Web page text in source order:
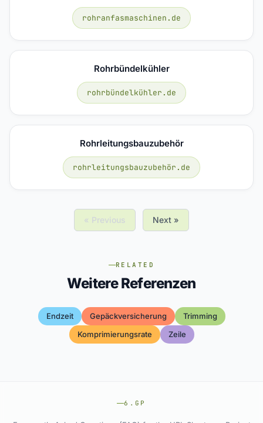
rohranfasmaschinen.de
Rohrbündelkühler
rohrbündelkühler.de
Rohrleitungsbauzubehör
rohrleitungsbauzubehör.de
« Previous Next »
RELATED
Weitere Referenzen
Endzeit Gepäckversicherung
Trimming
Komprimierungsrate
Zeile
6.GP